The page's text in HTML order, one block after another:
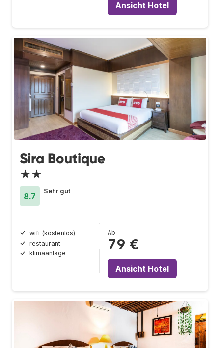
Ansicht Hotel
Sira Boutique
★★
8.7
Sehr gut
wifi (kostenlos)
restaurant
klimaanlage
Ab
79 €
Ansicht Hotel